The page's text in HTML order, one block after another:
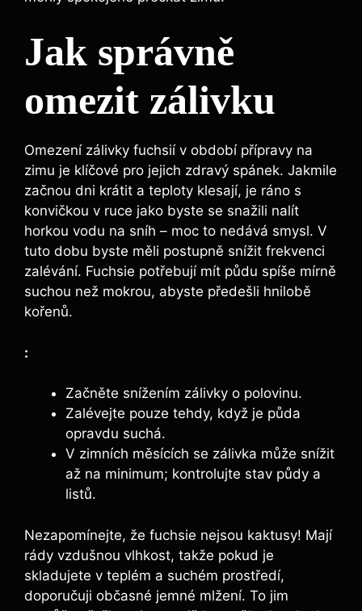
Jak správně
omezit zálivku
Omezení zálivky fuchsií v období přípravy na
zimu je klíčové pro jejich zdravý spánek. Jakmile
začnou dni krátit a teploty klesají, je ráno s
konvičkou v ruce jako byste se snažili nalít
horkou vodu na sníh – moc to nedává smysl. V
tuto dobu byste měli postupně snížit frekvenci
zalévání. Fuchsie potřebují mít půdu spíše mírně
suchou než mokrou, abyste předešli hnilobě
kořenů.
:
Začněte snížením zálivky o polovinu.
Zalévejte pouze tehdy, když je půda
opravdu suchá.
V zimních měsících se zálivka může snížit
až na minimum; kontrolujte stav půdy a
listů.
Nezapomínejte, že fuchsie nejsou kaktusy! Mají
rády vzdušnou vlhkost, takže pokud je
skladujete v teplém a suchém prostředí,
doporučuji občasné jemné mlžení. To jim